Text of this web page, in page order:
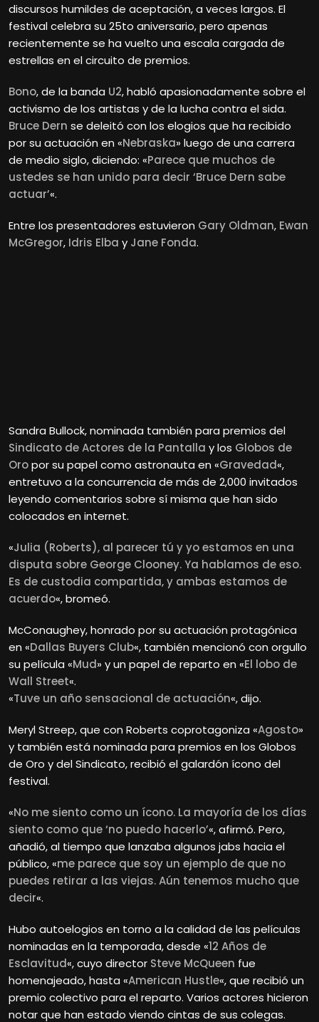
discursos humildes de aceptación, a veces largos. El
festival celebra su 25to aniversario, pero apenas
recientemente se ha vuelto una escala cargada de
estrellas en el circuito de premios.
Bono, de la banda U2, habló apasionadamente sobre el
activismo de los artistas y de la lucha contra el sida.
Bruce Dern se deleitó con los elogios que ha recibido
por su actuación en «Nebraska» luego de una carrera
de medio siglo, diciendo: «Parece que muchos de
ustedes se han unido para decir ‘Bruce Dern sabe
actuar’«.
Entre los presentadores estuvieron Gary Oldman, Ewan
McGregor, Idris Elba y Jane Fonda.
Sandra Bullock, nominada también para premios del
Sindicato de Actores de la Pantalla y los Globos de
Oropor su papel como astronauta en «Gravedad«,
entretuvo a la concurrencia de más de 2,000 invitados
leyendo comentarios sobre sí misma que han sido
colocados en internet.
«Julia (Roberts), al parecer tú y yo estamos en una
disputa sobre George Clooney. Ya hablamos de eso.
Es de custodia compartida, y ambas estamos de
acuerdo«, bromeó.
McConaughey, honrado por su actuación protagónica
en «Dallas Buyers Club«, también mencionó con orgullo
su película «Mud» y un papel de reparto en «El lobo de
Wall Street«.
«Tuve un año sensacional de actuación«, dijo.
Meryl Streep, que con Roberts coprotagoniza «Agosto»
y también está nominada para premios en los Globos
de Oro y del Sindicato, recibió el galardón ícono del
festival.
«No me siento como un ícono. La mayoría de los días
siento como que ‘no puedo hacerlo’«, afirmó. Pero,
añadió, al tiempo que lanzaba algunos jabs hacia el
público, «me parece que soy un ejemplo de que no
puedes retirar a las viejas. Aún tenemos mucho que
decir«.
Hubo autoelogios en torno a la calidad de las películas
nominadas en la temporada, desde «12 Años de
Esclavitud«, cuyo director Steve McQueen fue
homenajeado, hasta «American Hustle«, que recibió un
premio colectivo para el reparto. Varios actores hicieron
notar que han estado viendo cintas de sus colegas.